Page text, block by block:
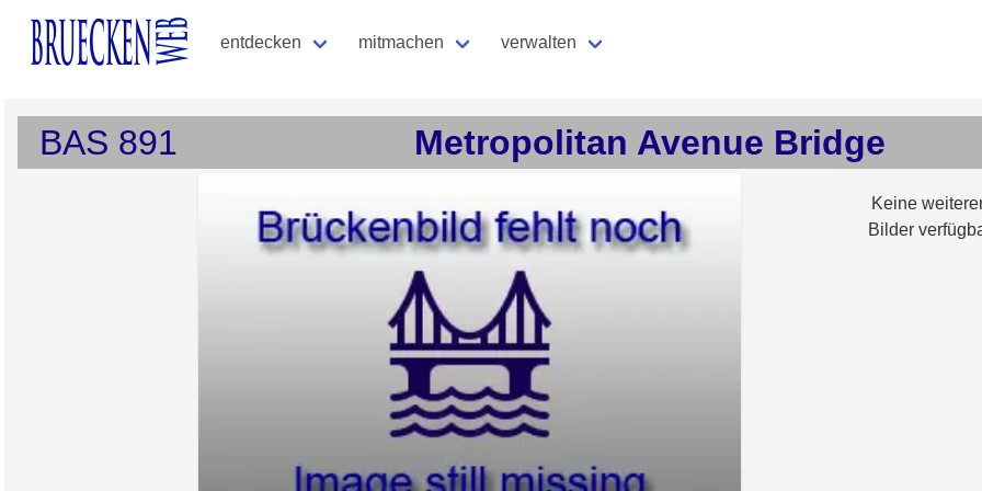
entdecken mitmachen verwalten
BAS 891 Metropolitan Avenue Bridge
Keine
Bilder